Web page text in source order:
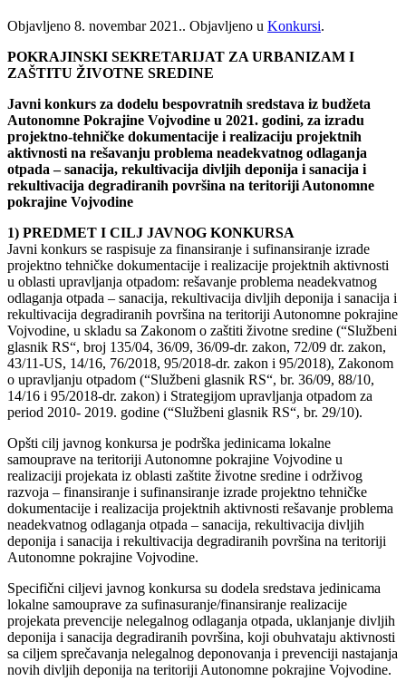
Objavljeno 8. novembar 2021.. Objavljeno u Konkursi.
POKRAJINSKI SEKRETARIJAT ZA URBANIZAM I
ZAŠTITU ŽIVOTNE SREDINE
Javni konkurs za dodelu bespovratnih sredstava iz budžeta
Autonomne Pokrajine Vojvodine u 2021. godini, za izradu
projektno-tehničke dokumentacije i realizaciju projektnih
aktivnosti na rešavanju problema neadekvatnog odlaganja
otpada – sanacija, rekultivacija divljih deponija i sanacija i
rekultivacija degradiranih površina na teritoriji Autonomne
pokrajine Vojvodine
1) PREDMET I CILJ JAVNOG KONKURSA
Javni konkurs se raspisuje za finansiranje i sufinansiranje izrade
projektno tehničke dokumentacije i realizacije projektnih aktivnosti
u oblasti upravljanja otpadom: rešavanje problema neadekvatnog
odlaganja otpada – sanacija, rekultivacija divljih deponija i sanacija i
rekultivacija degradiranih površina na teritoriji Autonomne pokrajine
Vojvodine, u skladu sa Zakonom o zaštiti životne sredine (“Službeni
glasnik RS“, broj 135/04, 36/09, 36/09-dr. zakon, 72/09 dr. zakon,
43/11-US, 14/16, 76/2018, 95/2018-dr. zakon i 95/2018), Zakonom
o upravljanju otpadom (“Službeni glasnik RS“, br. 36/09, 88/10,
14/16 i 95/2018-dr. zakon) i Strategijom upravljanja otpadom za
period 2010- 2019. godine (“Službeni glasnik RS“, br. 29/10).
Opšti cilj javnog konkursa je podrška jedinicama lokalne
samouprave na teritoriji Autonomne pokrajine Vojvodine u
realizaciji projekata iz oblasti zaštite životne sredine i održivog
razvoja – finansiranje i sufinansiranje izrade projektno tehničke
dokumentacije i realizacija projektnih aktivnosti rešavanje problema
neadekvatnog odlaganja otpada – sanacija, rekultivacija divljih
deponija i sanacija i rekultivacija degradiranih površina na teritoriji
Autonomne pokrajine Vojvodine.
Specifični ciljevi javnog konkursa su dodela sredstava jedinicama
lokalne samouprave za sufinasuranje/finansiranje realizacije
projekata prevencije nelegalnog odlaganja otpada, uklanjanje divljih
deponija i sanacija degradiranih površina, koji obuhvataju aktivnosti
sa ciljem sprečavanja nelegalnog deponovanja i prevenciji nastajanja
novih divljih deponija na teritoriji Autonomne pokrajine Vojvodine.